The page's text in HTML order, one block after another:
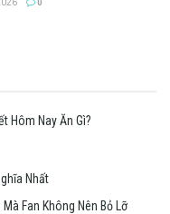
0
Hôm Nay Ăn Gì?
Nhất
Fan Không Nên Bỏ Lỡ